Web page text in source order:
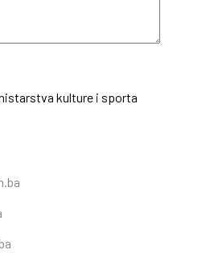
kulture i sporta